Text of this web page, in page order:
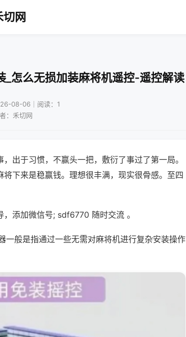
切网
怎么无损加装麻将机遥控-遥控解读
08-06｜阅读：1
：禾切网
出于习惯，不赢头一把，敷衍了事过了第一局。
下来是稳赢钱。理想很丰满，现实很骨感。至四
添加微信号; sdf6770 随时交流 。
一般是指通过一些无需对麻将机进行复杂安装操作